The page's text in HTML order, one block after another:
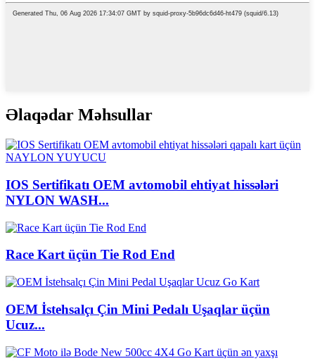
Əlaqədar Məhsullar
IOS Sertifikatı OEM avtomobil ehtiyat hissələri
NYLON WASH...
Race Kart üçün Tie Rod End
OEM İstehsalçı Çin Mini Pedalı Uşaqlar üçün
Ucuz...